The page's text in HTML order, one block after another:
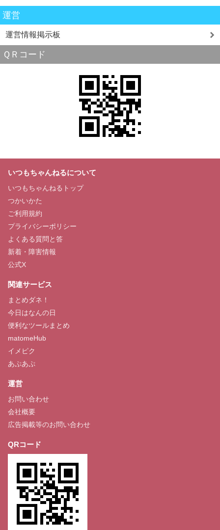
運営
運営情報掲示板
ＱＲコード
いつもちゃんねるについて
いつもちゃんねるトップ
つかいかた
ご利用規約
プライバシーポリシー
よくある質問と答
新着・障害情報
公式X
関連サービス
まとめダネ！
今日はなんの日
便利なツールまとめ
matomeHub
イメピク
あぷあぷ
運営
お問い合わせ
会社概要
広告掲載等のお問い合わせ
QRコード